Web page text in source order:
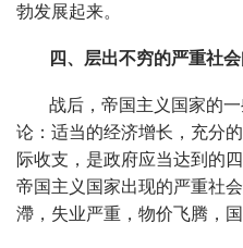
勃发展起来。
四、层出不穷的严重社
战后，帝国主义国家的
论：适当的经济增长，充分
际收支，是政府应当达到的
帝国主义国家出现的严重社
滯，失业严重，物价飞腾，